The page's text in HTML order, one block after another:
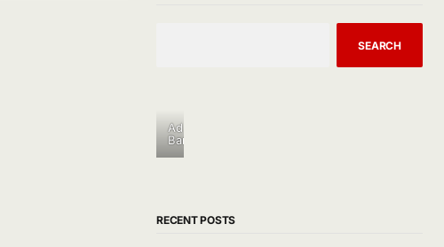
SEARCH
Ad
Banner
RECENT POSTS